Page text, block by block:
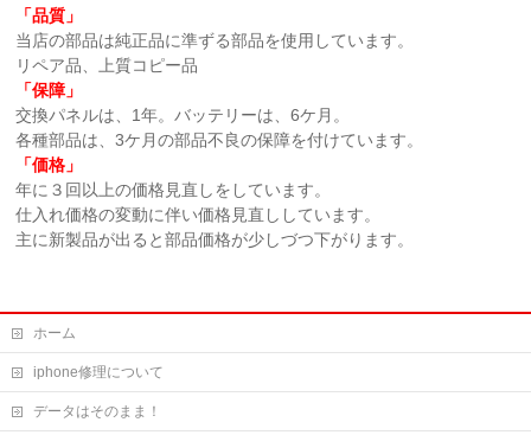
「品質」
当店の部品は純正品に準ずる部品を使用しています。
リペア品、上質コピー品
「保障」
交換パネルは、1年。バッテリーは、6ケ月。
各種部品は、3ケ月の部品不良の保障を付けています。
「価格」
年に３回以上の価格見直しをしています。
仕入れ価格の変動に伴い価格見直ししています。
主に新製品が出ると部品価格が少しづつ下がります。
ホーム
iphone修理について
データはそのまま！